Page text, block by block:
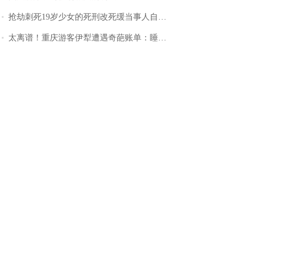
抢劫刺死19岁少女的死刑改死缓当事人自述：出狱11年间始终刻意躲避被害人家属
太离谱！重庆游客伊犁遭遇奇葩账单：睡自己车里，被酒店收了150元“住宿费”